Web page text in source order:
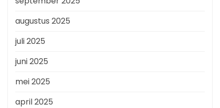
augustus 2025
juli 2025
juni 2025
mei 2025
april 2025